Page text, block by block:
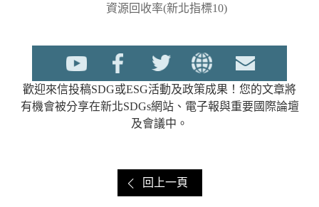
資源回收率(新北指標10)
歡迎來信投稿SDG或ESG活動及政策成果！您的文章將
有機會被分享在新北SDGs網站、電子報與重要國際論壇
及會議中。
回上一頁